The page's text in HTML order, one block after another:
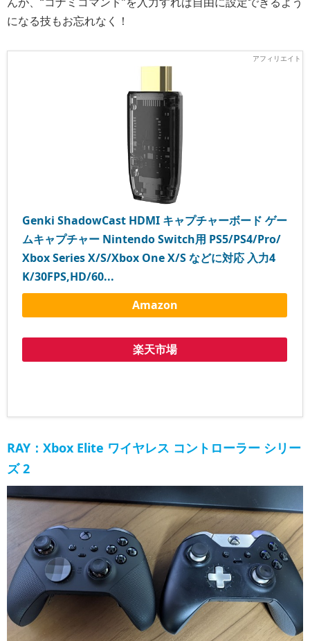
になる技もお忘れなく！
Genki ShadowCast HDMI キャプチャーボード ゲー
ムキャプチャー Nintendo Switch用 PS5/PS4/Pro/
Xbox Series X/S/Xbox One X/S などに対応 入力4
K/30FPS,HD/60...
Amazon
楽天市場
RAY：Xbox Elite ワイヤレス コントローラー シリー
ズ 2